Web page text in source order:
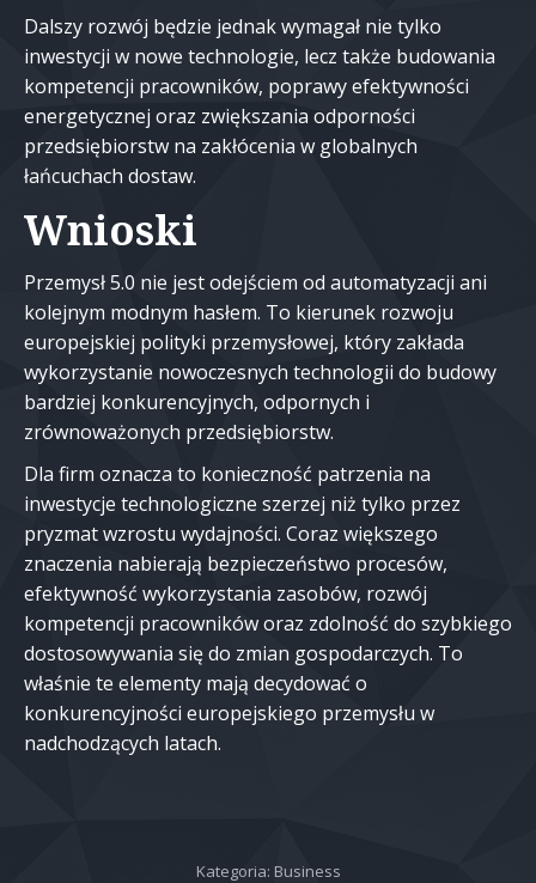
Dalszy rozwój będzie jednak wymagał nie tylko
inwestycji w nowe technologie, lecz także budowania
kompetencji pracowników, poprawy efektywności
energetycznej oraz zwiększania odporności
przedsiębiorstw na zakłócenia w globalnych
łańcuchach dostaw.
Wnioski
Przemysł 5.0 nie jest odejściem od automatyzacji ani
kolejnym modnym hasłem. To kierunek rozwoju
europejskiej polityki przemysłowej, który zakłada
wykorzystanie nowoczesnych technologii do budowy
bardziej konkurencyjnych, odpornych i
zrównoważonych przedsiębiorstw.
Dla firm oznacza to konieczność patrzenia na
inwestycje technologiczne szerzej niż tylko przez
pryzmat wzrostu wydajności. Coraz większego
znaczenia nabierają bezpieczeństwo procesów,
efektywność wykorzystania zasobów, rozwój
kompetencji pracowników oraz zdolność do szybkiego
dostosowywania się do zmian gospodarczych. To
właśnie te elementy mają decydować o
konkurencyjności europejskiego przemysłu w
nadchodzących latach.
Kategoria: Business